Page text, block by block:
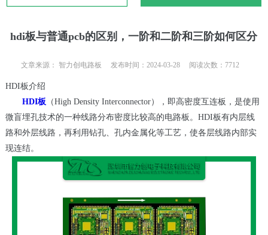
hdi板与普通pcb的区别，一阶和二阶和三阶如何区分
文章来源： 智力创电路板 发布时间：2024-03-28 阅读次数：7712
HDI板介绍
HDI板（High Density Interconnector），即高密度互连板，是使用
微盲埋孔技术的一种线路分布密度比较高的电路板。HDI板有内层线
路和外层线路，再利用钻孔、孔内金属化等工艺，使各层线路内部实
现连结。